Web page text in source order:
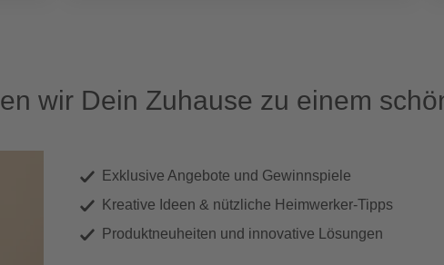
wir Dein Zuhause zu einem
Exklusive Angebote und Gewinnspiele
Kreative Ideen & nützliche Heimwerker-Tipps
Produktneuheiten und innovative Lösungen